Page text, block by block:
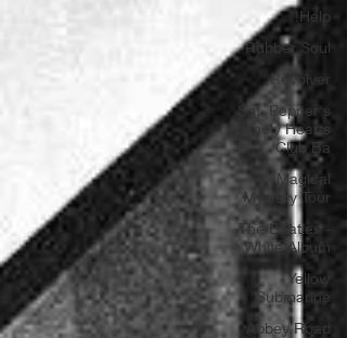
Help!
Rubber Soul
Revolver
Sgt. Pepper's
Lonely Hearts
Club Ba
Magical
Mystery Tour
The Beatles -
White Album
Yellow
Submarine
Abbey Road